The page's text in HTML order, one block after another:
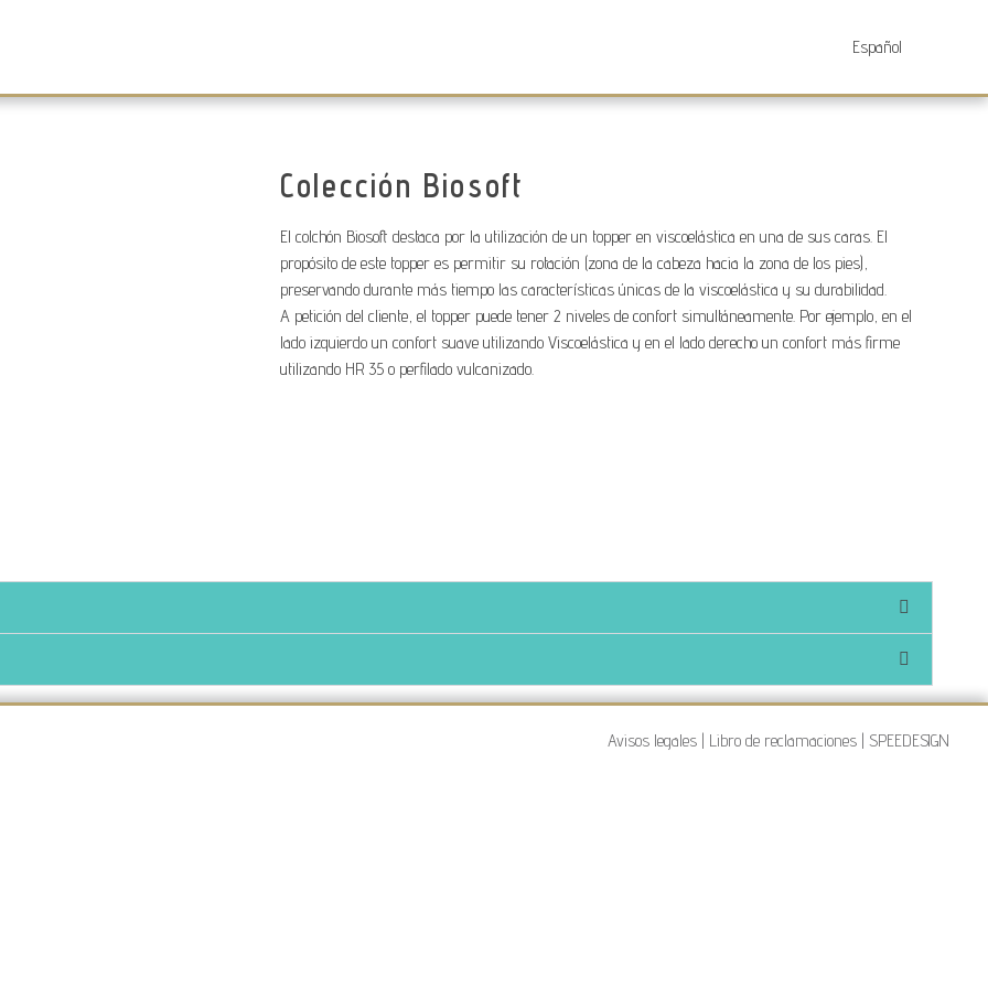
Colección Biosoft
El colchón Biosoft destaca por la utilización de un topper en viscoelástica en una de sus caras. El
propósito de este topper es permitir su rotación (zona de la cabeza hacia la zona de los pies),
preservando durante más tiempo las características únicas de la viscoelástica y su durabilidad.
A petición del cliente, el topper puede tener 2 niveles de confort simultáneamente. Por ejemplo, en el
lado izquierdo un confort suave utilizando Viscoelástica y en el lado derecho un confort más firme
utilizando HR 35 o perfilado vulcanizado.
Avisos legales | Libro de reclamaciones | SPEEDESIGN